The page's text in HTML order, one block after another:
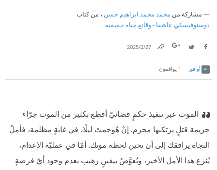
مشاركة من محمد محمد ابراهيم حسن ، من كتاب
دوستوفيسكي عاشقا - وقائع حياة حميمية
27‏/2‏/2025
أوافق 1 يوافقون
الموت عبر تنفيذ حكمٍ قضائيّ أفظع بكثير من الموت جرّاء
جريمة قتلٍ يرتكبها مجرم. إنْ هُوجمتَ ليلًا، في غابةٍ مظلمة، فأملُ
النجاة يرافقك إلى أن تحين لحظة موتك. أمّا في عمليّة الإعدام،
يُنزع هذا الأمل الأخير، ويُعوَّضُ بيقينٍ رهيب بعدم وجود أيّ فرصةٍ